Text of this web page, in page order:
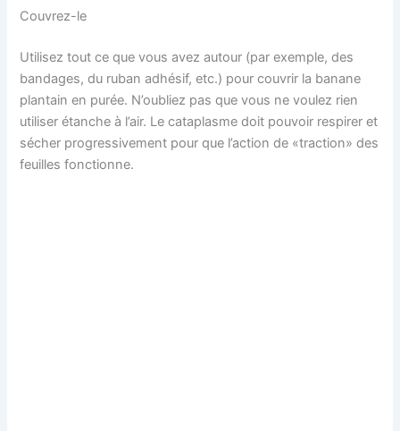
Couvrez-le
Utilisez tout ce que vous avez autour (par exemple, des
bandages, du ruban adhésif, etc.) pour couvrir la banane
plantain en purée. N’oubliez pas que vous ne voulez rien
utiliser étanche à l’air. Le cataplasme doit pouvoir respirer et
sécher progressivement pour que l’action de «traction» des
feuilles fonctionne.